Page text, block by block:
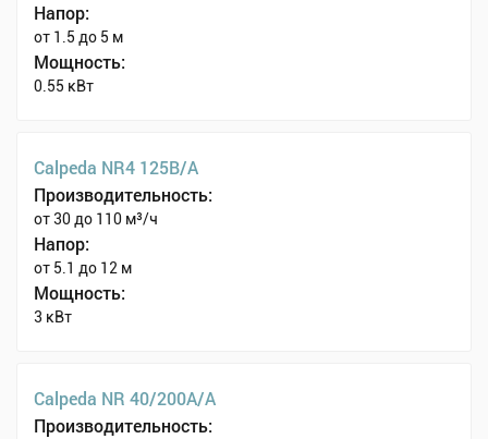
Напор:
от 1.5 до 5 м
Мощность:
0.55 кВт
Calpeda NR4 125B/A
Производительность:
от 30 до 110 м³/ч
Напор:
от 5.1 до 12 м
Мощность:
3 кВт
Calpeda NR 40/200A/A
Производительность: